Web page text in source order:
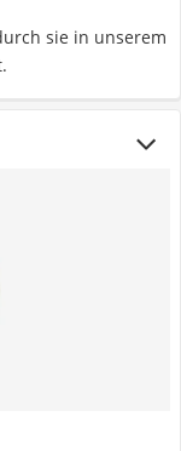
sie in unserem